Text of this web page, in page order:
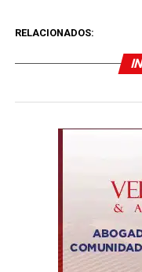
RELACIONADOS: